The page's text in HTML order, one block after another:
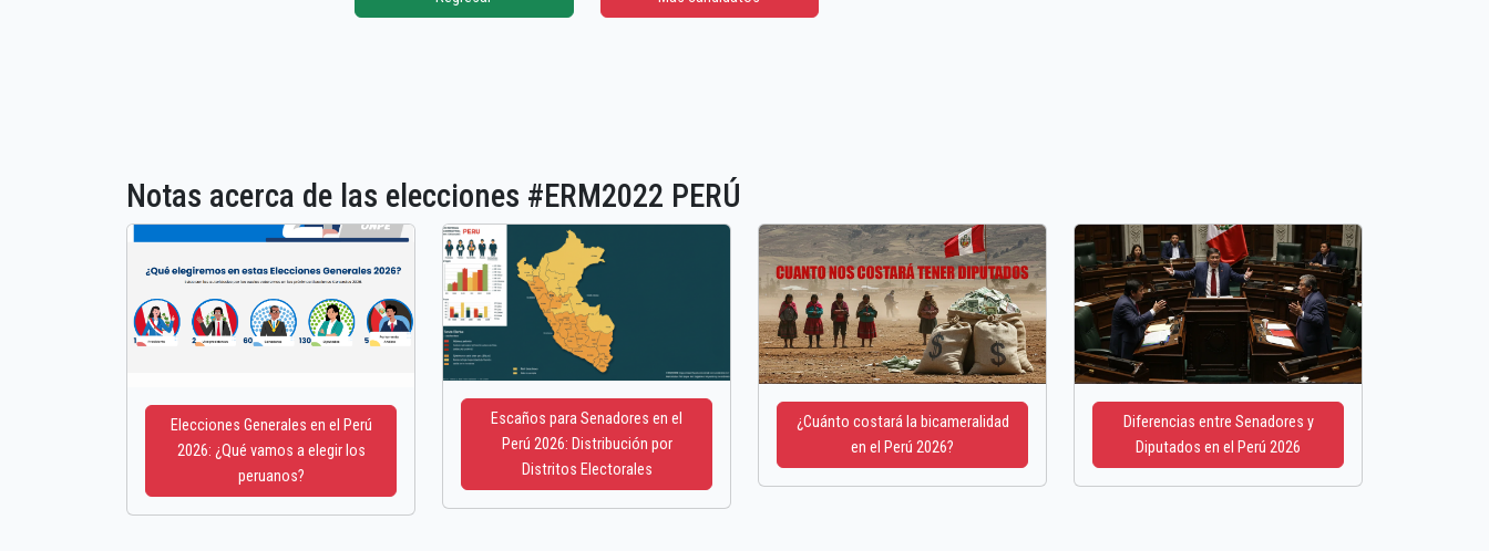
Notas acerca de las elecciones #ERM2022 PERÚ
Elecciones Generales en el Perú
2026: ¿Qué vamos a elegir los
peruanos?
Escaños para Senadores en el
Perú 2026: Distribución por
Distritos Electorales
¿Cuánto costará la bicameralidad
en el Perú 2026?
Diferencias entre Senadores y
Diputados en el Perú 2026